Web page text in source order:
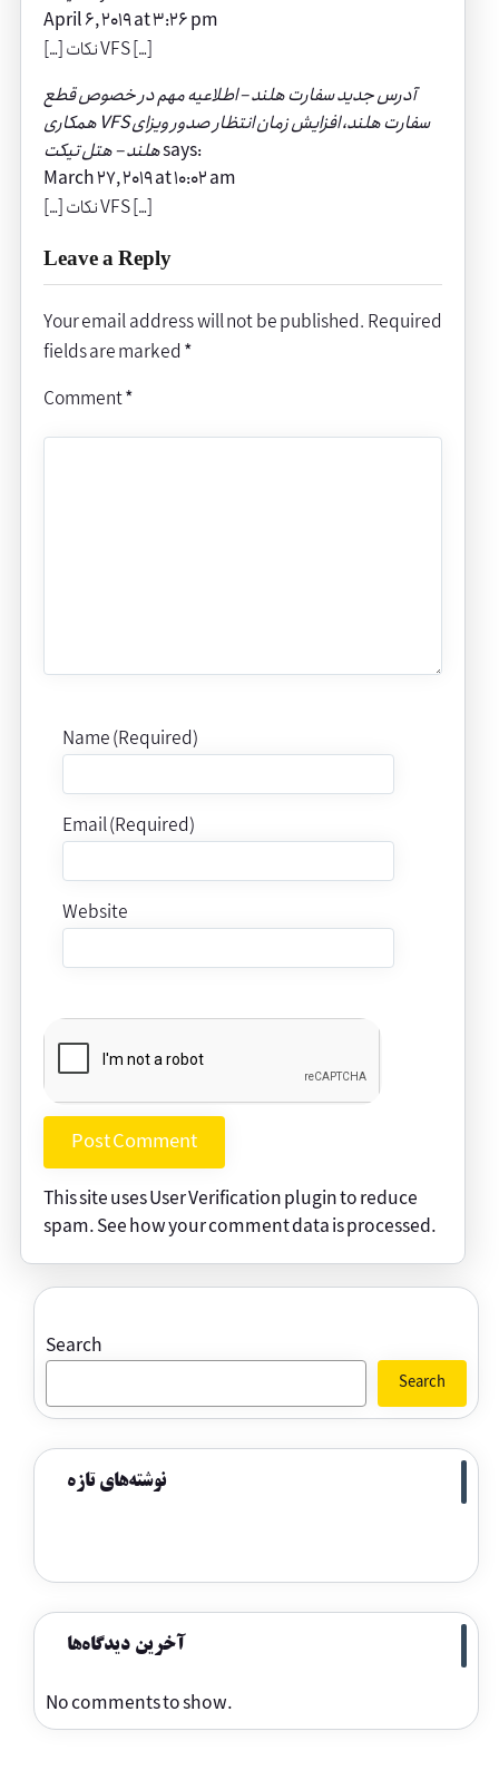
April 6, 2019 at 3:26 pm
[…] نکات VFS […]
آدرس جدید سفارت هلند – اطلاعیه مهم در خصوص قطع
همکاری VFS سفارت هلند، افزایش زمان انتظار صدور ویزای
هلند – هتل ‌تیکتsays:
March 27, 2019 at 10:02 am
[…] نکات VFS […]
Leave a Reply
Your email address will not be published. Required
fields are marked *
Comment*
Name (Required)
Email (Required)
Website
This site uses User Verification plugin to reduce
spam.See how your comment data is processed.
Search
Search
نوشته‌های تازه
آخرین دیدگاه‌ها
No comments to show.